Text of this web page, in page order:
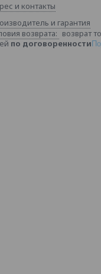
и контакты
и гарантия
возврат
по договоренности